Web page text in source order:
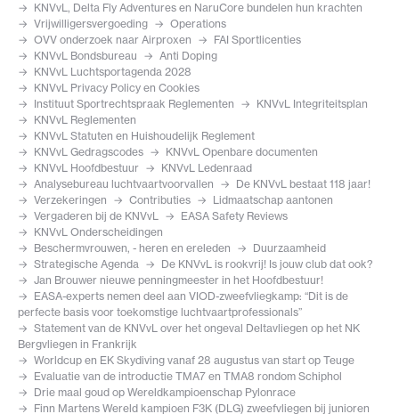
KNVvL, Delta Fly Adventures en NaruCore bundelen hun krachten
Vrijwilligersvergoeding
Operations
OVV onderzoek naar Airproxen
FAI Sportlicenties
KNVvL Bondsbureau
Anti Doping
KNVvL Luchtsportagenda 2028
KNVvL Privacy Policy en Cookies
Instituut Sportrechtspraak Reglementen
KNVvL Integriteitsplan
KNVvL Reglementen
KNVvL Statuten en Huishoudelijk Reglement
KNVvL Gedragscodes
KNVvL Openbare documenten
KNVvL Hoofdbestuur
KNVvL Ledenraad
Analysebureau luchtvaartvoorvallen
De KNVvL bestaat 118 jaar!
Verzekeringen
Contributies
Lidmaatschap aantonen
Vergaderen bij de KNVvL
EASA Safety Reviews
KNVvL Onderscheidingen
Beschermvrouwen, - heren en ereleden
Duurzaamheid
Strategische Agenda
De KNVvL is rookvrij! Is jouw club dat ook?
Jan Brouwer nieuwe penningmeester in het Hoofdbestuur!
EASA-experts nemen deel aan VIOD-zweefvliegkamp: “Dit is de
perfecte basis voor toekomstige luchtvaartprofessionals”
Statement van de KNVvL over het ongeval Deltavliegen op het NK
Bergvliegen in Frankrijk
Worldcup en EK Skydiving vanaf 28 augustus van start op Teuge
Evaluatie van de introductie TMA7 en TMA8 rondom Schiphol
Drie maal goud op Wereldkampioenschap Pylonrace
Finn Martens Wereld kampioen F3K (DLG) zweefvliegen bij junioren